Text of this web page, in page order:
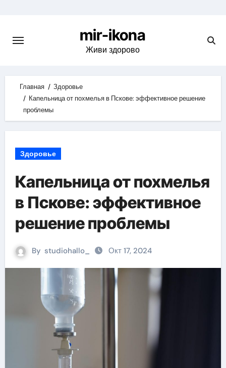
content
mir-ikona
Живи здорово
Главная
Здоровье
Капельница от похмелья в Пскове: эффективное решение
проблемы
Здоровье
Капельница от похмелья
в Пскове: эффективное
решение проблемы
By studiohallo_ Окт 17, 2024